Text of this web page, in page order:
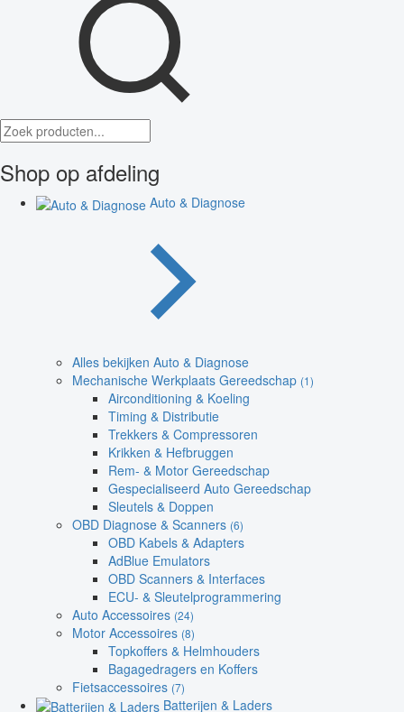
Shop op afdeling
Auto & Diagnose
Alles bekijken Auto & Diagnose
Mechanische Werkplaats Gereedschap (1)
Airconditioning & Koeling
Timing & Distributie
Trekkers & Compressoren
Krikken & Hefbruggen
Rem- & Motor Gereedschap
Gespecialiseerd Auto Gereedschap
Sleutels & Doppen
OBD Diagnose & Scanners (6)
OBD Kabels & Adapters
AdBlue Emulators
OBD Scanners & Interfaces
ECU- & Sleutelprogrammering
Auto Accessoires (24)
Motor Accessoires (8)
Topkoffers & Helmhouders
Bagagedragers en Koffers
Fietsaccessoires (7)
Batterijen & Laders